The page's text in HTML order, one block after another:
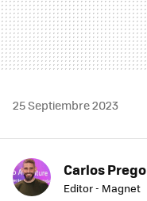
25 Septiembre 2023
Carlos Prego
Editor - Magnet